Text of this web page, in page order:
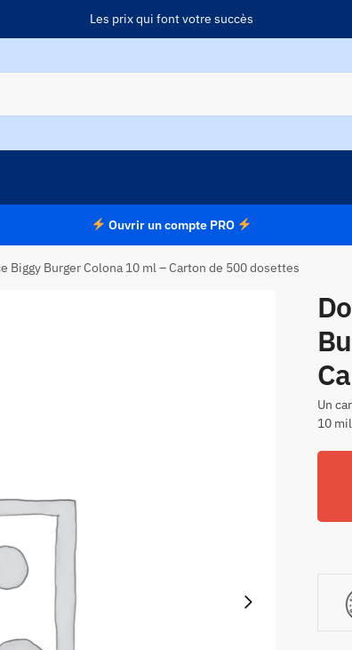
Les prix qui font votre succès
Ouvrir un compte PRO
Biggy Burger Colona 10 ml – Carton de 500 dosettes
Un
10